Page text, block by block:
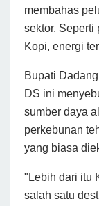
membahas
sektor. Seperti
Kopi, energi
Bupati
DS ini
sumber daya
perkebunan
yang biasa
"Lebih dari itu
salah satu